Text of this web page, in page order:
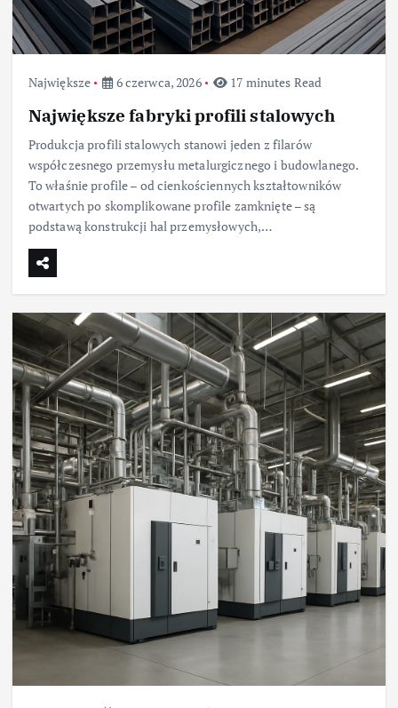
Największe 6 czerwca, 2026 17 minutes Read
Największe fabryki profili stalowych
Produkcja profili stalowych stanowi jeden z filarów
współczesnego przemysłu metalurgicznego i budowlanego.
To właśnie profile – od cienkościennych kształtowników
otwartych po skomplikowane profile zamknięte – są
podstawą konstrukcji hal przemysłowych,…